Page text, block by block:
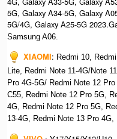
5G, Galaxy A34-5G, Galaxy
5G/4G, Galaxy A25-5G
Samsung A06.
XIAOMI: Redmi 10,
Lite, Redmi Note 11-4G/Note
Pro 4G-5G/ Redmi Note 12
C55, Redmi Note 12 Pro 5G,
4G, Redmi Note 12 Pro 5G,
13-4G, Redmi Note 13 Pro 4G,